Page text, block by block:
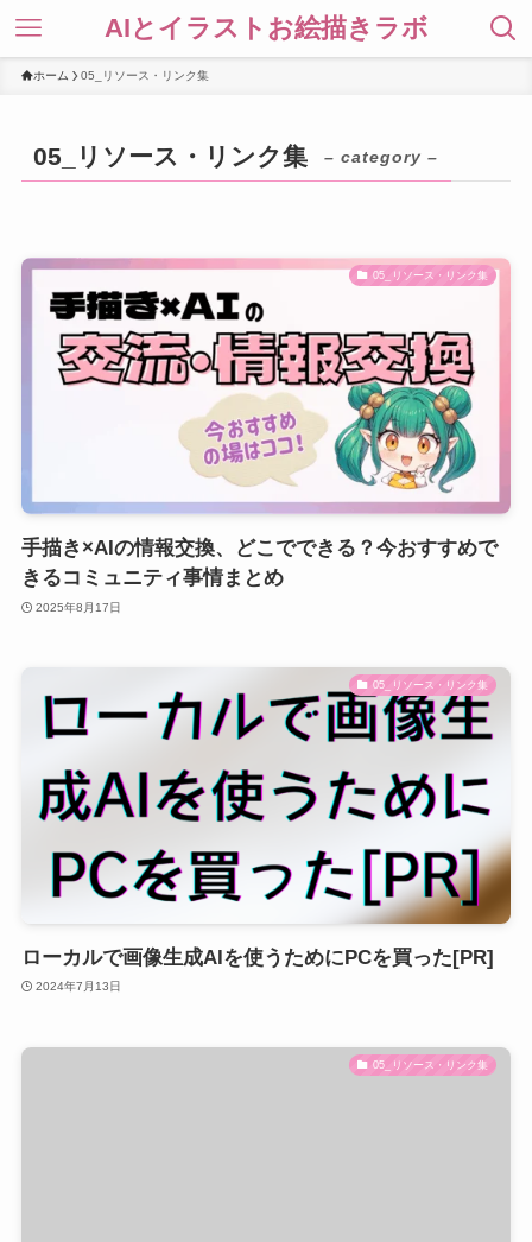
AIとイラストお絵描きラボ
ホーム 05_リソース・リンク集
05_リソース・リンク集 – category –
05_リソース・リンク集
手描き×AIの情報交換、どこでできる？今おすすめで
きるコミュニティ事情まとめ
2025年8月17日
05_リソース・リンク集
ローカルで画像生成AIを使うためにPCを買った[PR]
2024年7月13日
05_リソース・リンク集